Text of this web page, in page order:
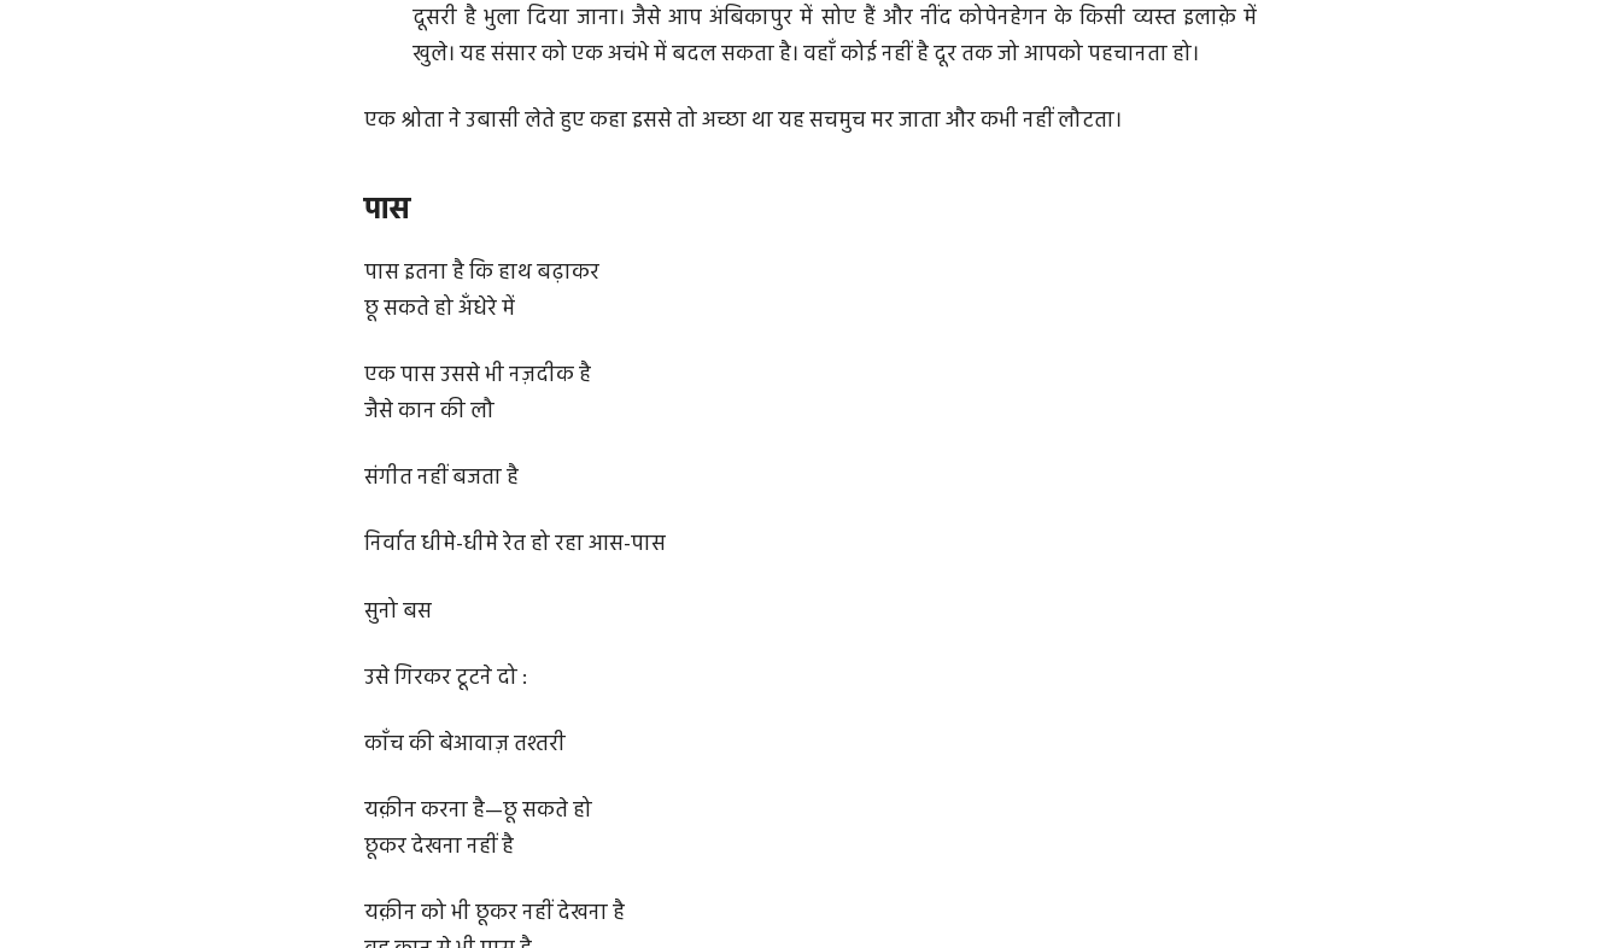
दूसरी है भुला दिया जाना। जैसे आप अंबिकापुर में सोए हैं और नींद कोपेनहेगन के किसी व्यस्त इलाक़े में
खुले। यह संसार को एक अचंभे में बदल सकता है। वहाँ कोई नहीं है दूर तक जो आपको पहचानता हो।
एक श्रोता ने उबासी लेते हुए कहा इससे तो अच्छा था यह सचमुच मर जाता और कभी नहीं लौटता।
पास
पास इतना है कि हाथ बढ़ाकर
छू सकते हो अँधेरे में
एक पास उससे भी नज़दीक है
जैसे कान की लौ
संगीत नहीं बजता है
निर्वात धीमे-धीमे रेत हो रहा आस-पास
सुनो बस
उसे गिरकर टूटने दो :
काँच की बेआवाज़ तश्तरी
यक़ीन करना है—छू सकते हो
छूकर देखना नहीं है
यक़ीन को भी छूकर नहीं देखना है